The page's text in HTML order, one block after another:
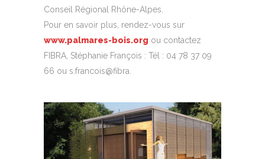
Conseil Régional Rhône-Alpes.
Pour en savoir plus, rendez-vous sur
www.palmares-bois.org ou contactez
FIBRA, Stéphanie François : Tél : 04 78 37 09
66 ou s.francois@fibra.